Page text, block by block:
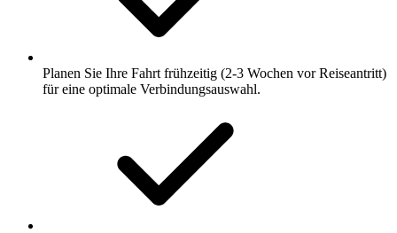
Planen Sie Ihre Fahrt frühzeitig (2-3 Wochen vor Reiseantritt)
für eine optimale Verbindungsauswahl.